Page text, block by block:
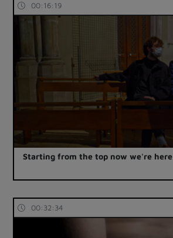
00:16:19
Starting from the top now we're here
00:32:34